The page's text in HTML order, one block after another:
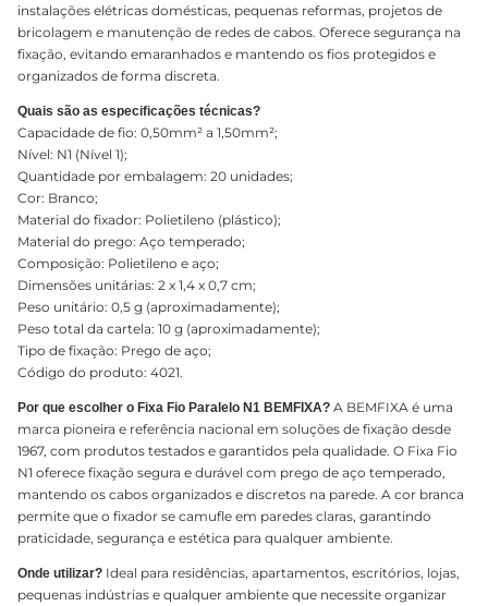
instalações elétricas domésticas, pequenas reformas, projetos de
bricolagem e manutenção de redes de cabos. Oferece segurança na
fixação, evitando emaranhados e mantendo os fios protegidos e
organizados de forma discreta.
Quais são as especificações técnicas?
Capacidade de fio: 0,50mm² a 1,50mm²;
Nível: N1 (Nível 1);
Quantidade por embalagem: 20 unidades;
Cor: Branco;
Material do fixador: Polietileno (plástico);
Material do prego: Aço temperado;
Composição: Polietileno e aço;
Dimensões unitárias: 2 x 1,4 x 0,7 cm;
Peso unitário: 0,5 g (aproximadamente);
Peso total da cartela: 10 g (aproximadamente);
Tipo de fixação: Prego de aço;
Código do produto: 4021.
Por que escolher o Fixa Fio Paralelo N1 BEMFIXA? A BEMFIXA é uma
marca pioneira e referência nacional em soluções de fixação desde
1967, com produtos testados e garantidos pela qualidade. O Fixa Fio
N1 oferece fixação segura e durável com prego de aço temperado,
mantendo os cabos organizados e discretos na parede. A cor branca
permite que o fixador se camufle em paredes claras, garantindo
praticidade, segurança e estética para qualquer ambiente.
Onde utilizar? Ideal para residências, apartamentos, escritórios, lojas,
pequenas indústrias e qualquer ambiente que necessite organizar